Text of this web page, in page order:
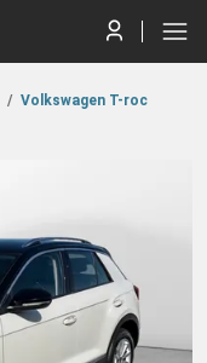
/ Volkswagen T-roc